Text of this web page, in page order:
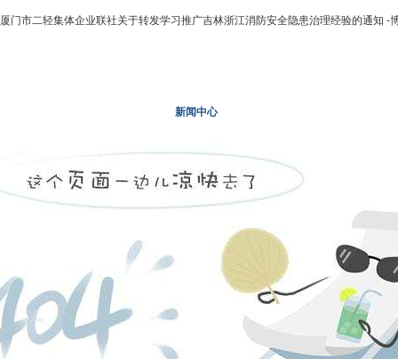
厦门市二轻集体企业联社关于转发学习推广吉林浙江消防安全隐患治理经验的通知 -
新闻中心